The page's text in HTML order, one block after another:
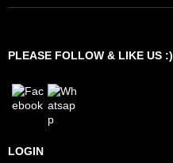
PLEASE FOLLOW & LIKE US :)
LOGIN